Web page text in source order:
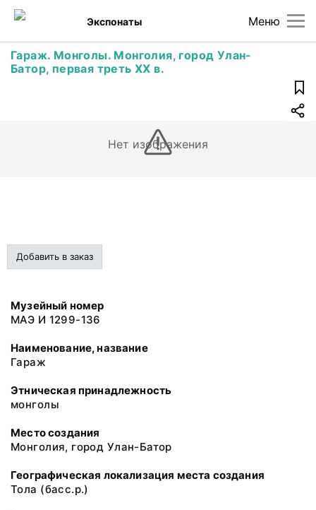
Меню
Экспонаты
Гараж. Монголы. Монголия, город Улан-
Батор, первая треть ХХ в.
Нет изображения
Добавить в заказ
Музейный номер
МАЭ И 1299-136
Наименование, название
Гараж
Этническая принадлежность
монголы
Место создания
Монголия, город Улан-Батор
Географическая локализация места создания
Тола (басс.р.)